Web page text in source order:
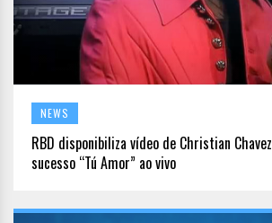
NEWS
RBD disponibiliza vídeo de Christian
sucesso “Tú Amor” ao vivo